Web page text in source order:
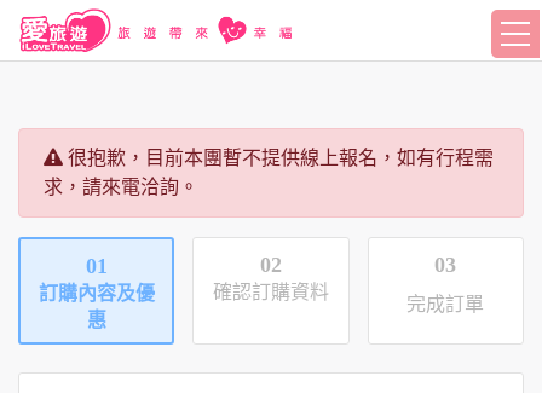
很抱歉，目前本團暫不提供線上報名，如有行程需
求，請來電洽詢。
01
訂購內容及優
惠
02
確認訂購資料
03
完成訂單